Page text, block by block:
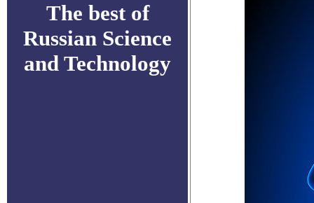
The best of
Russian Science
and Technology